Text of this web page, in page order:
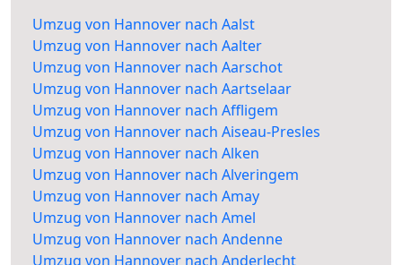
Umzug von Hannover nach Aalst
Umzug von Hannover nach Aalter
Umzug von Hannover nach Aarschot
Umzug von Hannover nach Aartselaar
Umzug von Hannover nach Affligem
Umzug von Hannover nach Aiseau-Presles
Umzug von Hannover nach Alken
Umzug von Hannover nach Alveringem
Umzug von Hannover nach Amay
Umzug von Hannover nach Amel
Umzug von Hannover nach Andenne
Umzug von Hannover nach Anderlecht